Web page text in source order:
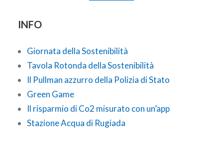
INFO
Giornata della Sostenibilità
Tavola Rotonda della Sostenibilità
Il Pullman azzurro della Polizia di Stato
Green Game
Il risparmio di Co2 misurato con un’app
Stazione Acqua di Rugiada